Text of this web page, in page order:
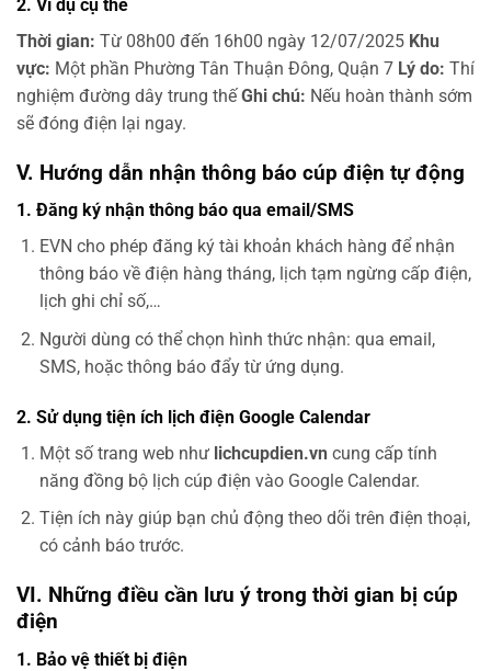
2. Ví dụ cụ thể
Thời gian: Từ 08h00 đến 16h00 ngày 12/07/2025 Khu
vực: Một phần Phường Tân Thuận Đông, Quận 7 Lý do: Thí
nghiệm đường dây trung thếGhi chú: Nếu hoàn thành sớm
sẽ đóng điện lại ngay.
V. Hướng dẫn nhận thông báo cúp điện tự động
1. Đăng ký nhận thông báo qua email/SMS
EVN cho phép đăng ký tài khoản khách hàng để nhận
thông báo về điện hàng tháng, lịch tạm ngừng cấp điện,
lịch ghi chỉ số,…
Người dùng có thể chọn hình thức nhận: qua email,
SMS, hoặc thông báo đẩy từ ứng dụng.
2. Sử dụng tiện ích lịch điện Google Calendar
Một số trang web như lichcupdien.vn cung cấp tính
năng đồng bộ lịch cúp điện vào Google Calendar.
Tiện ích này giúp bạn chủ động theo dõi trên điện thoại,
có cảnh báo trước.
VI. Những điều cần lưu ý trong thời gian bị cúp
điện
1. Bảo vệ thiết bị điện